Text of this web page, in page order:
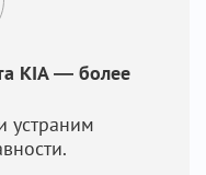
KIA — более
устраним